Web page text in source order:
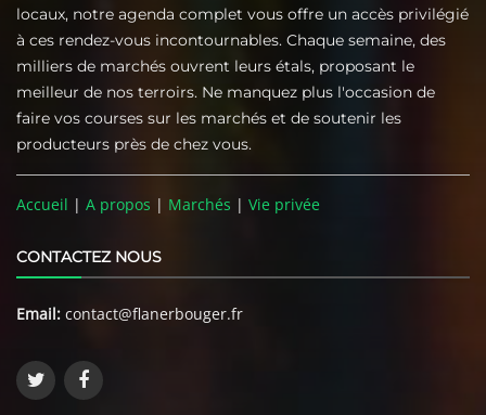
locaux, notre agenda complet vous offre un accès privilégié
à ces rendez-vous incontournables. Chaque semaine, des
milliers de marchés ouvrent leurs étals, proposant le
meilleur de nos terroirs. Ne manquez plus l'occasion de
faire vos courses sur les marchés et de soutenir les
producteurs près de chez vous.
Accueil | A propos | Marchés | Vie privée
CONTACTEZ NOUS
Email: contact@flanerbouger.fr